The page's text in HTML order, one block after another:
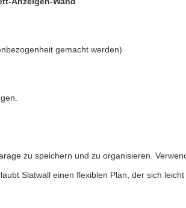
gemacht werden)
zu speichern und zu organisieren.
Slatwall einen flexiblen Plan, der sich